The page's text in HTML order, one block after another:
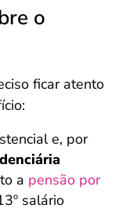
o
ficar atento
e, por
a pensão por
salário